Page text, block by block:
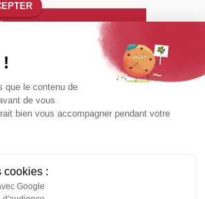
26
M D
4 5 6 7
11 12 13
que le contenu de
de vous
bien vous accompagner pendant votre
cookies :
Google